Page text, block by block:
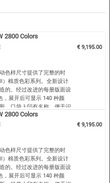
2800 Colors
色样尺寸提供了完整的时
）棉质色彩系列。全新设计
的。经过改进的每册版面设
，展开后可显示 140 种颜
，口袋上印有名称，便于识
棉花色板 的综合性桌面参
和服装设计的设计师和团队
色板便于建立和共享调色板
，双层无衬底，可实现准确
和客户提供参考
€ 9,195.00
2800 Colors
色样尺寸提供了完整的时
）棉质色彩系列。全新设计
的。经过改进的每册版面设
，展开后可显示 140 种颜
€ 9,195.00